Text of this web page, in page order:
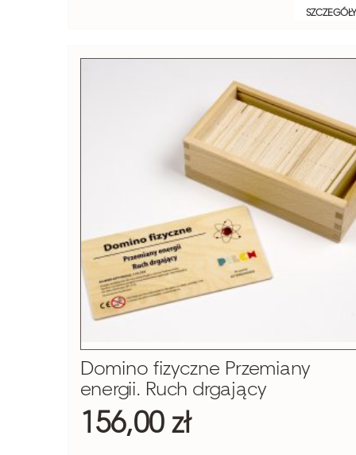
SZCZEGÓŁY
Domino fizyczne Przemiany
energii. Ruch drgający
156,00 zł